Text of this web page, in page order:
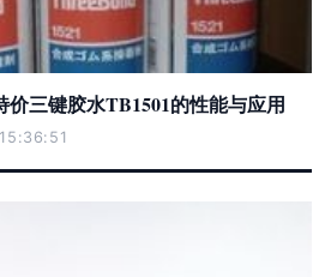
三键胶水TB1501的性能与应用